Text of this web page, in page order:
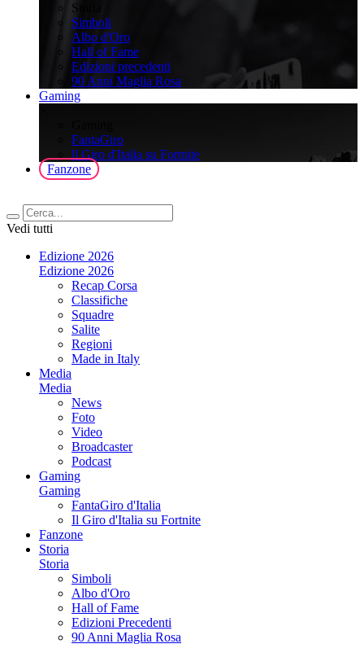
Storia
Simboli
Albo d'Oro
Hall of Fame
Edizioni precedenti
90 Anni Maglia Rosa
Gaming
FantaGiro
ll Giro d'Italia su Fortnite
Fanzone
Vedi tutti
Edizione 2026
Edizione 2026
Recap Corsa
Classifiche
Squadre
Salite
Regioni
Made in Italy
Media
Media
News
Foto
Video
Broadcaster
Podcast
Gaming
Gaming
FantaGiro d'Italia
Il Giro d'Italia su Fortnite
Fanzone
Storia
Storia
Simboli
Albo d'Oro
Hall of Fame
Edizioni Precedenti
90 Anni Maglia Rosa